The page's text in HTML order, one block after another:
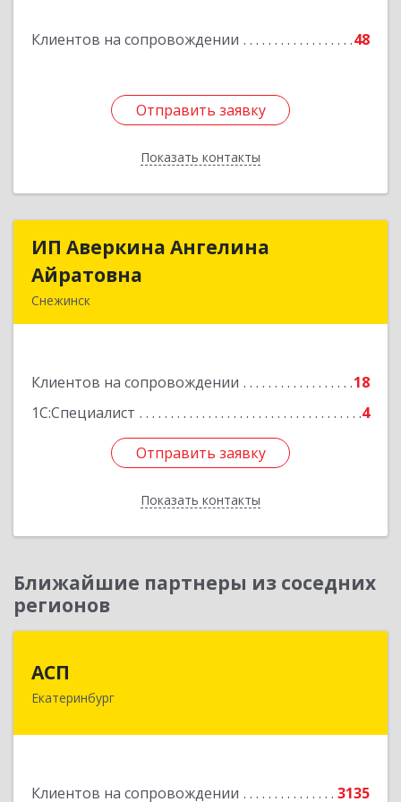
Клиентов на сопровождении 48
Отправить заявку
Показать контакты
Отправить заявку
Назад
ИП Аверкина Ангелина
Айратовна
Снежинск
Клиентов на сопровождении
18
1С:Специалист
4
Отправить заявку
Показать контакты
ИП Аверкина Ангелина
Подробнее
Отправить заявку
Назад
Ближайшие партнеры из соседних
регионов
АСП
Екатеринбург
Клиентов на сопровождении 3135
620075, Свердловская обл, Екатеринбург г,